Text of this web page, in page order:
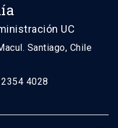
UC
Santiago, Chile
4028